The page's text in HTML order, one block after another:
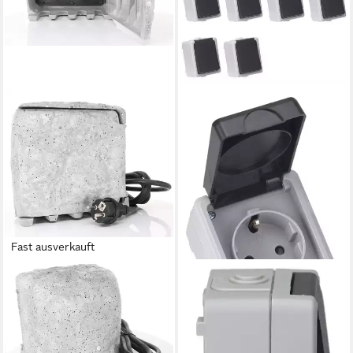
Fast ausverkauft
DIE BOLD GMBH
Gartensteckdose Pepe,
Wasserdicht, 3m
Outdoorkabel, bis zu 3680
ETT MARKETING GMBH
Aufputz-Steckdose TAFF
spritzwassergeschützt IP44